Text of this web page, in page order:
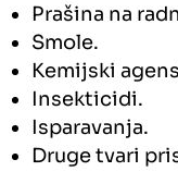
Prašina na
Smole.
Kemijski
Insekticidi.
Isparavanja.
Druge tvari